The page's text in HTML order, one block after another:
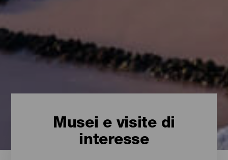
Musei e visite di
interesse